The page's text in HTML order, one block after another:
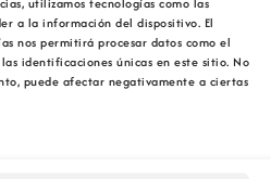
a la información del dispositivo. El
nos permitirá procesar datos como el
identificaciones únicas en este sitio. No
puede afectar negativamente a ciertas
LinkedInWhatsApp
TelegramTumblrPinterest
XingEmail